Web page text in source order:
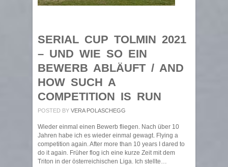
SERIAL CUP TOLMIN 2021
– UND WIE SO EIN
BEWERB ABLÄUFT / AND
HOW SUCH A
COMPETITION IS RUN
POSTED BY VERA POLASCHEGG
Wieder einmal einen Bewerb fliegen. Nach über 10
Jahren habe ich es wieder einmal gewagt. Flying a
competition again. After more than 10 years I dared to
do it again. Früher flog ich eine kurze Zeit mit dem
Triton in der österreichischen Liga. Ich stellte…